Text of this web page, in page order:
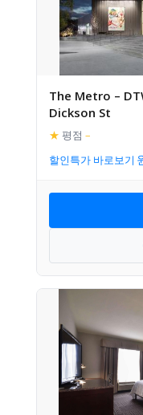
The Metro –
Dickson St
★ 평점 –
할인특가 바로보기